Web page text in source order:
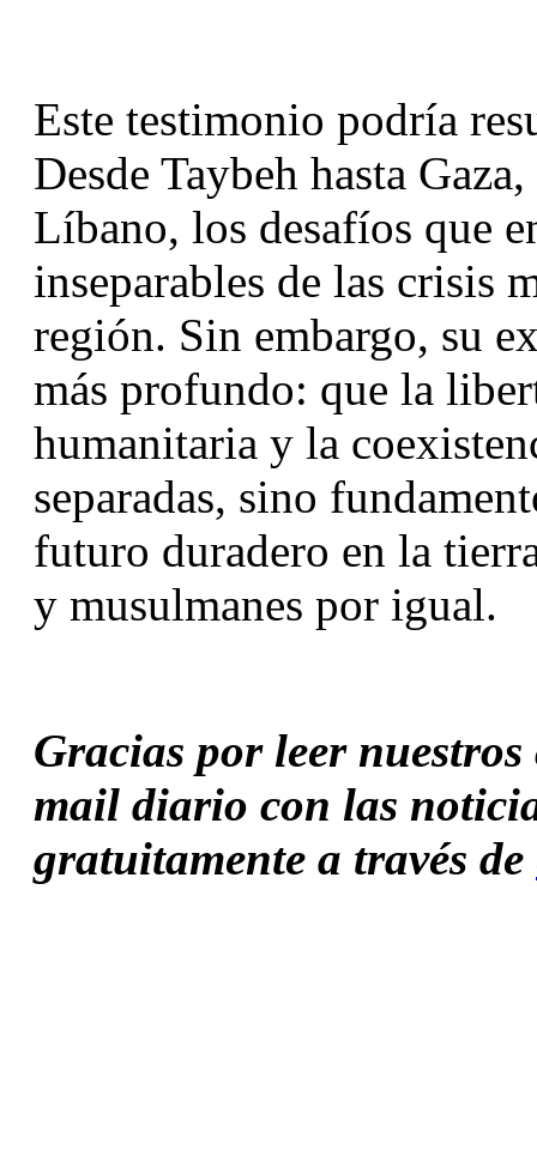
Este testimonio podría
Desde Taybeh hasta
Líbano, los desafíos que
inseparables de las crisis
región. Sin embargo, su
más profundo: que la
humanitaria y la
separadas, sino
futuro duradero en la
y musulmanes por igual.
Gracias por leer
mail diario con las
gratuitamente a través de